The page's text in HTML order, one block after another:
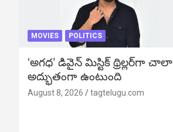
MOVIES POLITICS
‘అగధ’ డివైన్ మిస్టిక్ థ్రిల్లర్‌గా చాలా
అద్భుతంగా ఉంటుంది
August 8, 2026 tagtelugu.com